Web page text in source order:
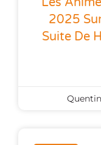
2025
Suite De